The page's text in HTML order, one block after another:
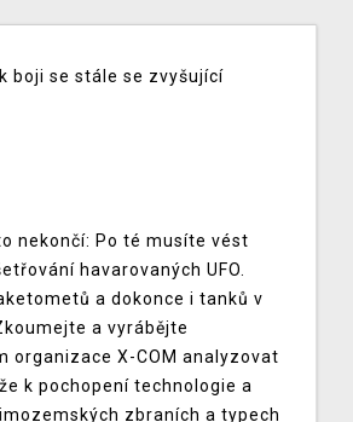
boji se stále se zvyšující
nekončí: Po té musíte vést
havarovaných UFO.
a dokonce i tanků v
a vyrábějte
organizace X-COM analyzovat
k pochopení technologie a
zbraních a typech